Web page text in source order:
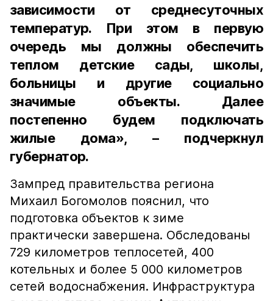
зависимости от среднесуточных
температур. При этом в первую
очередь мы должны обеспечить
теплом детские сады, школы,
больницы и другие социально
значимые объекты. Далее
постепенно будем подключать
жилые дома», – подчеркнул
губернатор.
Зампред правительства региона
Михаил Богомолов пояснил, что
подготовка объектов к зиме
практически завершена. Обследованы
729 километров теплосетей, 400
котельных и более 5 000 километров
сетей водоснабжения. Инфраструктура